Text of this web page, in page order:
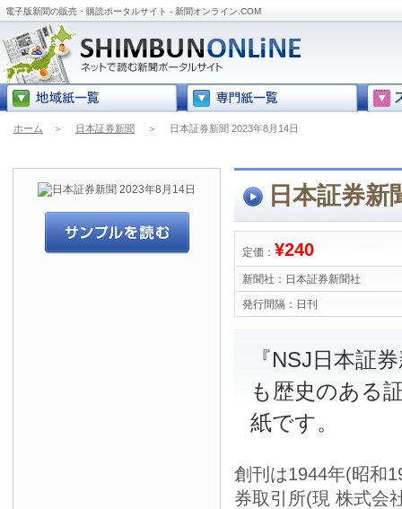
電子版新聞の販売・購読ポータルサイト - 新聞オンライン.COM
ホーム ＞ 日本証券新聞 ＞ 日本証券新聞 2023年8月14日
日本証券新
定価： ¥240
新聞社： 日本証券新聞社
発行間隔： 日刊
『NSJ日本証
も歴史のある
紙です。
創刊は1944年(昭和
券取引所(現 株式会